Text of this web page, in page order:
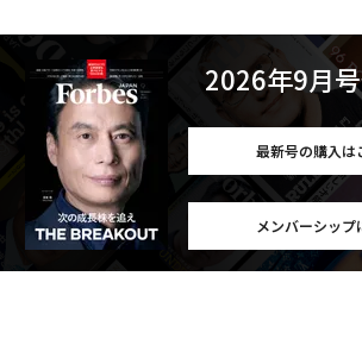
2026年9月
最新号の購入は
メンバーシップ